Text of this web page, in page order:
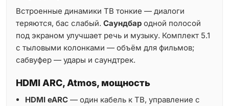
Встроенные динамики ТВ тонкие — диалоги
теряются, бас слабый. Саундбар одной полосой
под экраном улучшает речь и музыку. Комплект 5.1
с тыловыми колонками — объём для фильмов;
сабвуфер — удары и саундтрек.
HDMI ARC, Atmos, мощность
HDMI eARC — один кабель к ТВ, управление с